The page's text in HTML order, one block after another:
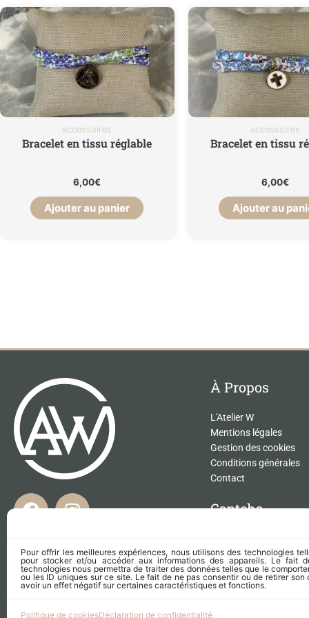
Pour offrir les meilleures expériences, nous utilisons des technologies
pour stocker et/ou accéder aux informations des appareils. Le fait
technologies nous permettra de traiter des données telles que le
ou les ID uniques sur ce site. Le fait de ne pas consentir ou de retirer son
avoir un effet négatif sur certaines caractéristiques et fonctions.
Politique de cookiesDéclaration de confidentialité
accessoires
Bracelet en tissu réglable
6,00€
Ajouter au panier
accessoires
Bracelet en tissu
6,00€
Ajouter au
F
e
b
o
I
t
a
g
À Propos
L'Atelier W
Mentions légales
Gestion des cookies
Conditions générales
Contact
Captcha
et Google
Politique de
Conditions